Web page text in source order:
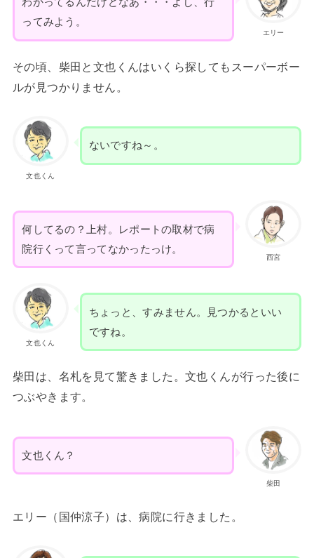
エリー
わかってるんだけどなあ・・・よし、行
ってみよう。
その頃、柴田と文也くんはいくら探してもスーパーボー
ルが見つかりません。
文也くん
ないですね～。
西宮
何してるの？上村。レポートの取材で病
院行くって言ってなかったっけ。
文也くん
ちょっと、すみません。見つかるといい
ですね。
柴田は、名札を見て驚きました。文也くんが行った後に
つぶやきます。
柴田
文也くん？
エリー（国仲涼子）は、病院に行きました。